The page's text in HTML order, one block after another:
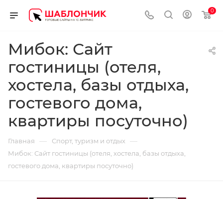
0
Мибок: Сайт
гостиницы (отеля,
хостела, базы отдыха,
гостевого дома,
квартиры посуточно)
Главная — Спорт, туризм и отдых —
Мибок: Сайт гостиницы (отеля, хостела, базы отдыха,
гостевого дома, квартиры посуточно)